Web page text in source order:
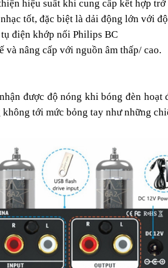
hiệu suất khi cung cấp kết hợp trở
tốt, đặc biệt là dải động lớn với
điện khớp nối Philips BC
và nâng cấp với nguồn âm thấp/ cao.
được độ nóng khi bóng đèn
tới mức bỏng tay như những